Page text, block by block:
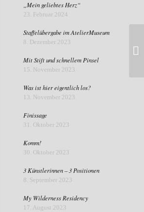
„Mein geliebtes Herz“
23. Februar 2024
Staffelübergabe im AtelierMuseum
8. Dezember 2023
Mit Stift und schnellem Pinsel
15. November 2023
Was ist hier eigentlich los?
13. November 2023
Finissage
31. Oktober 2023
Komm!
30. Oktober 2023
3 Künstlerinnen – 3 Positionen
8. September 2023
My Wilderness Residency
17. August 2023